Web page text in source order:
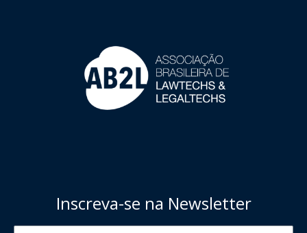
Inscreva-se na Newsletter